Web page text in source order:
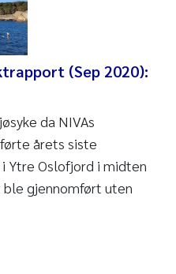
(Sep 2020):
da NIVAs
årets siste
Ytre Oslofjord i midten
gjennomført uten